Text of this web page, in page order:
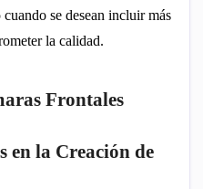
se desean incluir más
la calidad.
Frontales
en la Creación de